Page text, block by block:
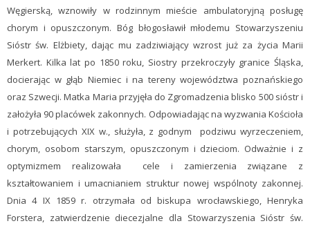
Węgierską, wznowiły w rodzinnym mieście ambulatoryjną posługę
chorym i opuszczonym. Bóg błogosławił młodemu Stowarzyszeniu
Sióstr św. Elżbiety, dając mu zadziwiający wzrost już za życia Marii
Merkert. Kilka lat po 1850 roku, Siostry przekroczyły granice Śląska,
docierając w głąb Niemiec i na tereny województwa poznańskiego
oraz Szwecji. Matka Maria przyjęła do Zgromadzenia blisko 500 sióstr i
założyła 90 placówek zakonnych. Odpowiadając na wyzwania Kościoła
i potrzebujących XIX w., służyła, z godnym podziwu wyrzeczeniem,
chorym, osobom starszym, opuszczonym i dzieciom. Odważnie i z
optymizmem realizowała cele i zamierzenia związane z
kształtowaniem i umacnianiem struktur nowej wspólnoty zakonnej.
Dnia 4 IX 1859 r. otrzymała od biskupa wrocławskiego, Henryka
Forstera, zatwierdzenie diecezjalne dla Stowarzyszenia Sióstr św.